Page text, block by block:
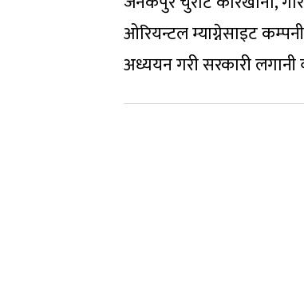
ओरियन्टल म्याग्नेसाइट
अध्ययन गरी सरकारी लगानी